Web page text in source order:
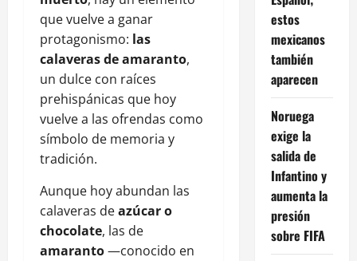
que vuelve a ganar
protagonismo: las
calaveras de amaranto,
un dulce con raíces
prehispánicas que hoy
vuelve a las ofrendas como
símbolo de memoria y
tradición.
Aunque hoy abundan las
calaveras deazúcar o
chocolate, las de
amaranto—conocido en
estos
mexicanos
también
aparecen
Noruega
exige la
salida de
Infantino y
aumenta la
presión
sobre FIFA